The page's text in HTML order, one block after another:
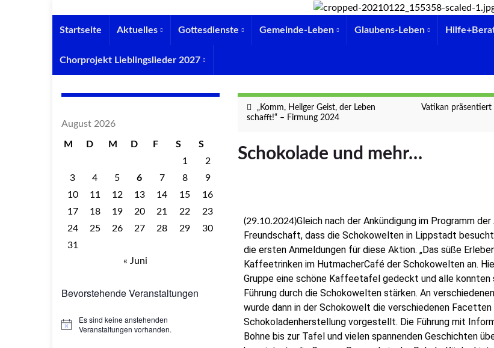
Startseite Aktuelles Gottesdienste Gemeinde-Leben Glaubens-Leben
Chorprojekt Lieblingslieder 2027
„Komm, Heilger Geist, der Leben
schafft!“ – Firmung 2024
Vatikan
Schokolade und mehr…
(29.10.2024)Gleich nach der Ankündigung im Programm
Freundschaft, dass die Schokowelten in Lippstadt
die ersten Anmeldungen für diese Aktion. „Das süße
Kaffeetrinken im HutmacherCafé der Schokowelten an.
Gruppe eine schöne Kaffeetafel gedeckt und alle konnten
Führung durch die Schokowelten stärken. An
wurde dann in der Schokowelt die verschiedenen Facetten
Schokoladenherstellung vorgestellt. Die Führung mit
Bohne bis zur Tafel und vielen spannenden Geschichten
August 2026
M D M D F S
S
1
2
3
4 5 6 7 8
9
10
11 12 13 14 15
16
17
18 19 20 21 22
23
24
25 26 27 28 29
30
31
« Juni
Bevorstehende Veranstaltungen
Hinweis
Es sind keine anstehenden
Veranstaltungen vorhanden.